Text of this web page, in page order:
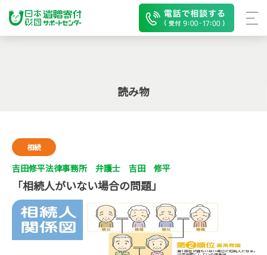
読み物
相続
吉田修平法律事務所 弁護士 吉田 修平
「相続人がいない場合の問題」